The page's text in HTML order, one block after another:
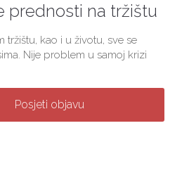
prednosti na tržištu
tržištu, kao i u životu, sve se
Nije problem u samoj krizi
Posjeti objavu